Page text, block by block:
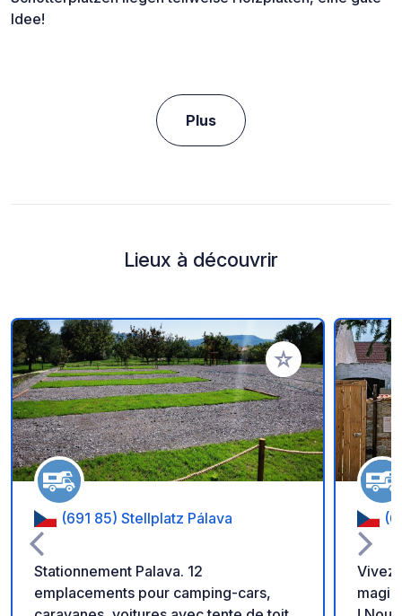
Idee!
Plus
Lieux à découvrir
Ajouter à vos
(691 85) Stellplatz Pálava
Stationnement Palava. 12
emplacements pour camping-cars,
Vivez